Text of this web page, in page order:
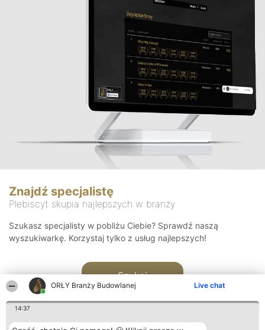
ORŁY Branży Budowlanej Live chat
14:37
Znajdź specjalistę
Plebiscyt skupia najlepszych w branży
Szukasz specjalisty w pobliżu Ciebie? Sprawdź naszą
wyszukiwarkę. Korzystaj tylko z usług najlepszych!
Szukaj